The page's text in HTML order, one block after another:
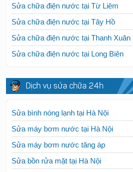
Sửa chữa điện nước tại Từ Liêm
Sửa chữa điện nước tại Tây Hồ
Sửa chữa điện nước tại Thanh Xuân
Sửa chữa điện nước tại Long Biên
Dịch vụ sửa chữa 24h
Sửa bình nóng lạnh tại Hà Nội
Sửa máy bơm nước tại Hà Nội
Sửa máy bơm nước tăng áp
Sửa bồn rửa mặt tại Hà Nội